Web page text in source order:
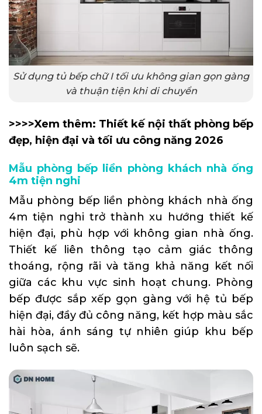
Sử dụng tủ bếp chữ I tối ưu không gian gọn gàng
và thuận tiện khi di chuyển
>>>>Xem thêm: Thiết kế nội thất phòng bếp
đẹp, hiện đại và tối ưu công năng 2026
Mẫu phòng bếp liền phòng khách nhà ống
4m tiện nghi
Mẫu phòng bếp liền phòng khách nhà ống
4m tiện nghi trở thành xu hướng thiết kế
hiện đại, phù hợp với không gian nhà ống.
Thiết kế liên thông tạo cảm giác thông
thoáng, rộng rãi và tăng khả năng kết nối
giữa các khu vực sinh hoạt chung. Phòng
bếp được sắp xếp gọn gàng với hệ tủ bếp
hiện đại, đầy đủ công năng, kết hợp màu sắc
hài hòa, ánh sáng tự nhiên giúp khu bếp
luôn sạch sẽ.